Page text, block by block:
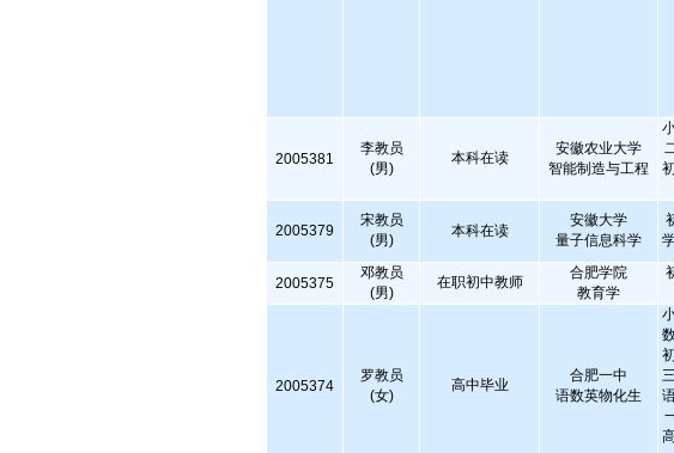
2005381
李教员
(男)
本科在读
安徽农业大学
智能制造与工程
2005379
宋教员
(男)
本科在读
安徽大学
量子信息科学
2005375
邓教员
(男)
在职初中教师
合肥学院
教育学
2005374
罗教员
(女)
高中毕业
合肥一中
语数英物化生